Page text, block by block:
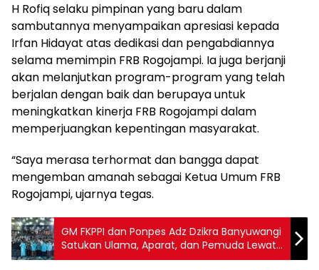
H Rofiq selaku pimpinan yang baru dalam
sambutannya menyampaikan apresiasi kepada
Irfan Hidayat atas dedikasi dan pengabdiannya
selama memimpin FRB Rogojampi. Ia juga berjanji
akan melanjutkan program-program yang telah
berjalan dengan baik dan berupaya untuk
meningkatkan kinerja FRB Rogojampi dalam
memperjuangkan kepentingan masyarakat.
“Saya merasa terhormat dan bangga dapat
mengemban amanah sebagai Ketua Umum FRB
Rogojampi, ujarnya tegas.
GM FKPPI dan Ponpes Adz Dzikra Banyuwangi
Satukan Ulama, Aparat, dan Pemuda Lewat
“Campur Sari Campur Ngaji Kanggo Nelesi